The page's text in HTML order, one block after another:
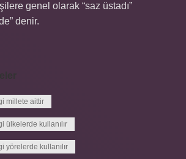
genel olarak “saz üstadı”
denir.
millete aittir
ülkelerde kullanılır
yörelerde kullanılır